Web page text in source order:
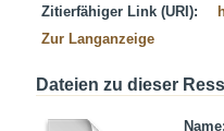
Zitierfähiger Link (URI):
Zur Langanzeige
Dateien zu dieser